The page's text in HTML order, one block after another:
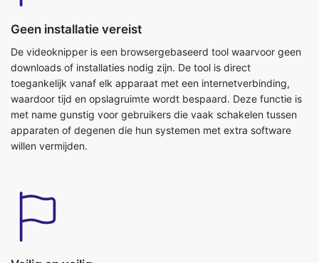
downloads of installaties nodig zijn. De tool is direct
waardoor tijd en opslagruimte wordt bespaard. Deze functie is
met name gunstig voor gebruikers die vaak schakelen tussen
apparaten of degenen die hun systemen met extra software
willen vermijden.
Veilig en veilig
Online video -snijderwaarden gebruikers privacy en beveiliging.
Uw geüploade video's worden lokaal verwerkt met